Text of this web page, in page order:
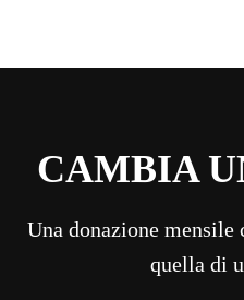
CAMBIA
Una donazione
quella di